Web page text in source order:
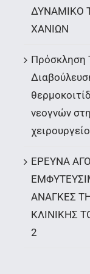
ΔΥΝΑΜΙΚΟ
ΧΑΝΙΩΝ
Πρόσκληση
νεογνών
ΕΡΕΥΝΑ
ΑΝΑΓΚΕΣ
ΚΛΙΝΙΚΗΣ
2